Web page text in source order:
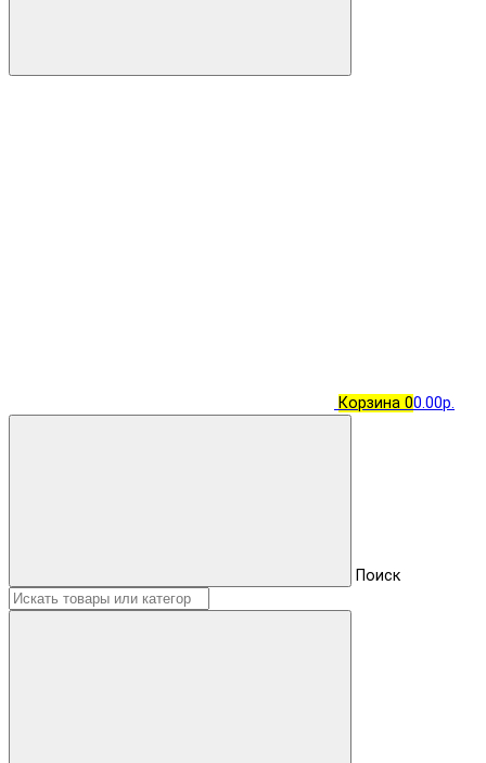
Корзина 00.00р.
Поиск